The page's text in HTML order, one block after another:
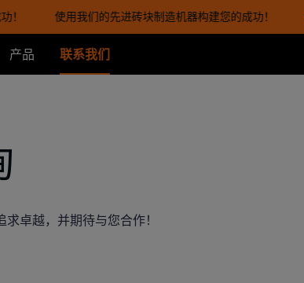
！ 使用我们的先进砖块制造机器构建您的成功！
产品 联系我们
卓越，并期待与您合作！